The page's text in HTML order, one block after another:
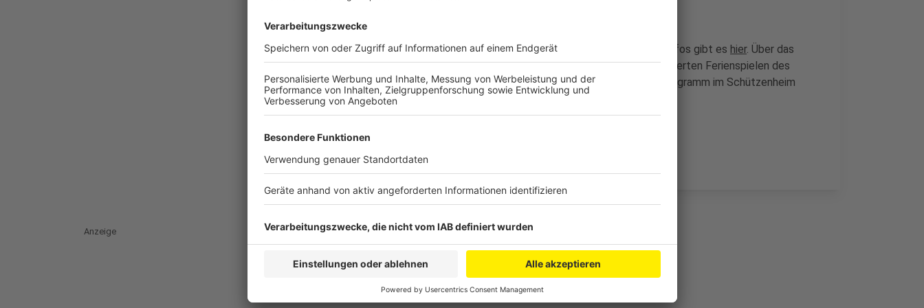
Die Ferienspiele richten sich an Kinder von 6 bis 12 Jahren. Alle Infos gibt es hier. Über das
Portal gibt es auch Informationen zu den seit vielen Jahren etablierten Ferienspielen des
Stadtjugendrings. Dieser bietet in der ersten Ferienwoche ein Programm im Schützenheim
Angelsdorf an.
Anzeige